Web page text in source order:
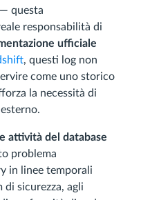
questa
responsabilità di
ufficiale
, questi log non
come uno storico
la necessità di
attività del database
problema
in linee temporali
di sicurezza, agli